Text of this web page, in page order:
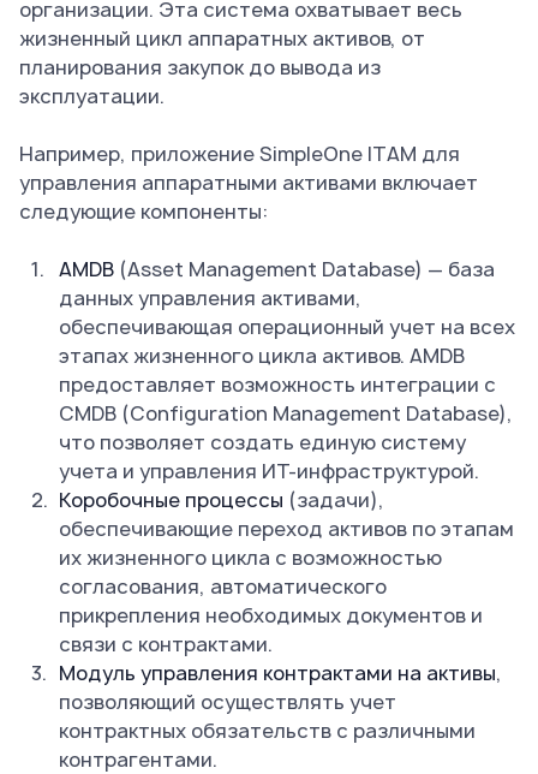
организации. Эта система охватывает весь
жизненный цикл аппаратных активов, от
планирования закупок до вывода из
эксплуатации.
Например, приложение SimpleOne ITAM для
управления аппаратными активами включает
следующие компоненты:
AMDB (Asset Management Database) — база
данных управления активами,
обеспечивающая операционный учет на всех
этапах жизненного цикла активов. AMDB
предоставляет возможность интеграции с
CMDB (Configuration Management Database),
что позволяет создать единую систему
учета и управления ИТ-инфраструктурой.
Коробочные процессы (задачи),
обеспечивающие переход активов по этапам
их жизненного цикла с возможностью
согласования, автоматического
прикрепления необходимых документов и
связи с контрактами.
Модуль управления контрактами на активы,
позволяющий осуществлять учет
контрактных обязательств с различными
контрагентами.